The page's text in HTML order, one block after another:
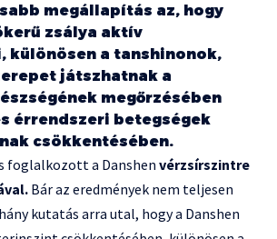
megállapítás az, hogy
zsálya aktív
különösen a tanshinonok,
játszhatnak a
megőrzésében
érrendszeri betegségek
csökkentésében.
foglalkozott a Danshen vérzsírszintre
Bár az eredmények nem teljesen
kutatás arra utal, hogy a Danshen